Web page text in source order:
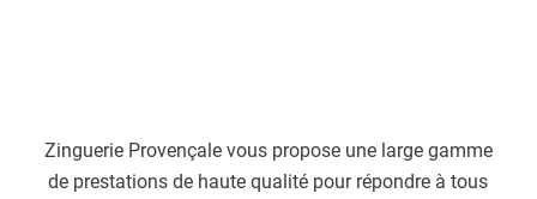
Zinguerie Provençale vous propose une large gamme
de prestations de haute qualité pour répondre à tous